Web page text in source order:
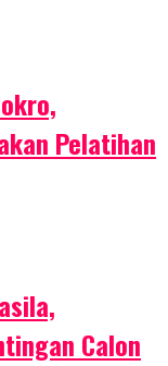
Pelatihan
Calon